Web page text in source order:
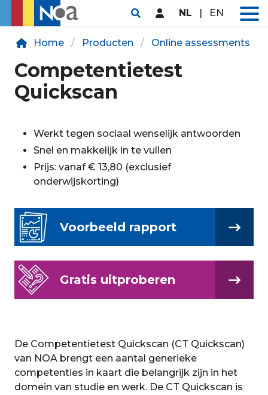
NL | EN
Home Producten Online assessments
Competentietest
Quickscan
Werkt tegen sociaal wenselijk antwoorden
Snel en makkelijk in te vullen
Prijs: vanaf € 13,80 (exclusief
onderwijskorting)
Voorbeeld rapport
Gratis uitproberen
De Competentietest Quickscan (CT Quickscan)
van NOA brengt een aantal generieke
competenties in kaart die belangrijk zijn in het
domein van studie en werk. De CT Quickscan is